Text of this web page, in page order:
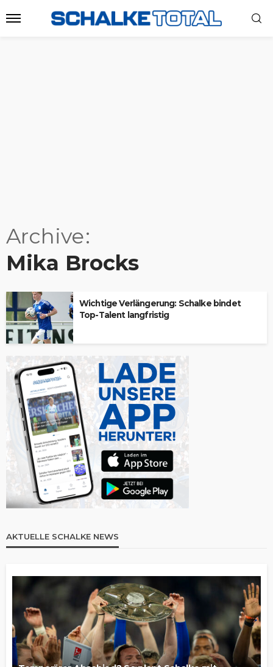
Archive
Mika Brocks
Wichtige Verlängerung: Schalke bindet
Top-Talent langfristig
AKTUELLE SCHALKE NEWS